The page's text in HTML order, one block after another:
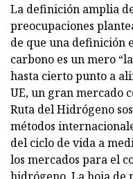
La definición amplia
preocupaciones
de que una definición
carbono es un mero
hasta cierto punto a
UE, un gran mercado
Ruta del Hidrógeno
métodos
del ciclo de vida a
los mercados para el